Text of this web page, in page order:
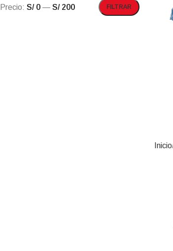
FILTRAR
Precio: S/ 0 — S/ 200
Inicio